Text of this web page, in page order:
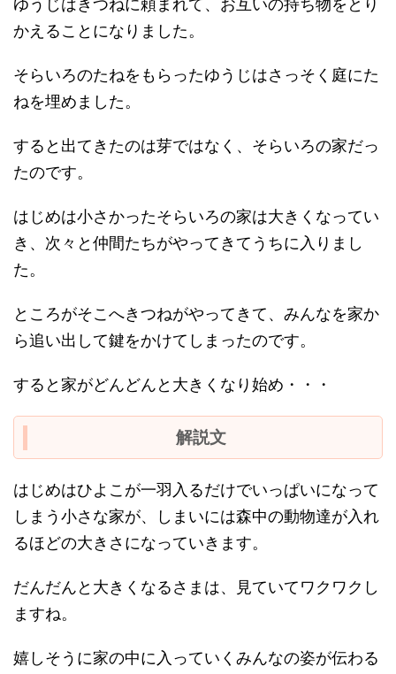
ゆうじはきつねに頼まれて、お互いの持ち物をとり
かえることになりました。
そらいろのたねをもらったゆうじはさっそく庭にた
ねを埋めました。
すると出てきたのは芽ではなく、そらいろの家だっ
たのです。
はじめは小さかったそらいろの家は大きくなってい
き、次々と仲間たちがやってきてうちに入りまし
た。
ところがそこへきつねがやってきて、みんなを家か
ら追い出して鍵をかけてしまったのです。
すると家がどんどんと大きくなり始め・・・
解説文
はじめはひよこが一羽入るだけでいっぱいになって
しまう小さな家が、しまいには森中の動物達が入れ
るほどの大きさになっていきます。
だんだんと大きくなるさまは、見ていてワクワクし
ますね。
嬉しそうに家の中に入っていくみんなの姿が伝わる